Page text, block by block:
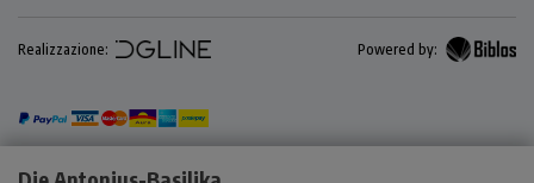
Realizzazione: Powered by: